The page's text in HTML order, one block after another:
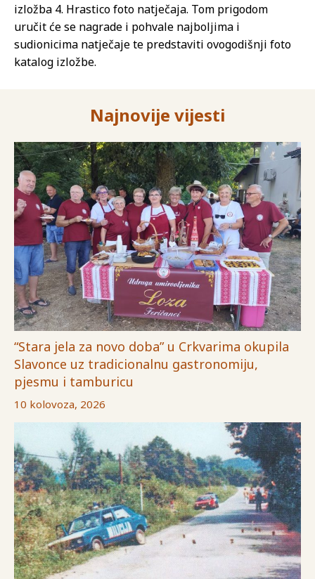
izložba 4. Hrastico foto natječaja. Tom prigodom
uručit će se nagrade i pohvale najboljima i
sudionicima natječaje te predstaviti ovogodišnji foto
katalog izložbe.
Najnovije vijesti
“Stara jela za novo doba” u Crkvarima okupila
Slavonce uz tradicionalnu gastronomiju,
pjesmu i tamburicu
10 kolovoza, 2026